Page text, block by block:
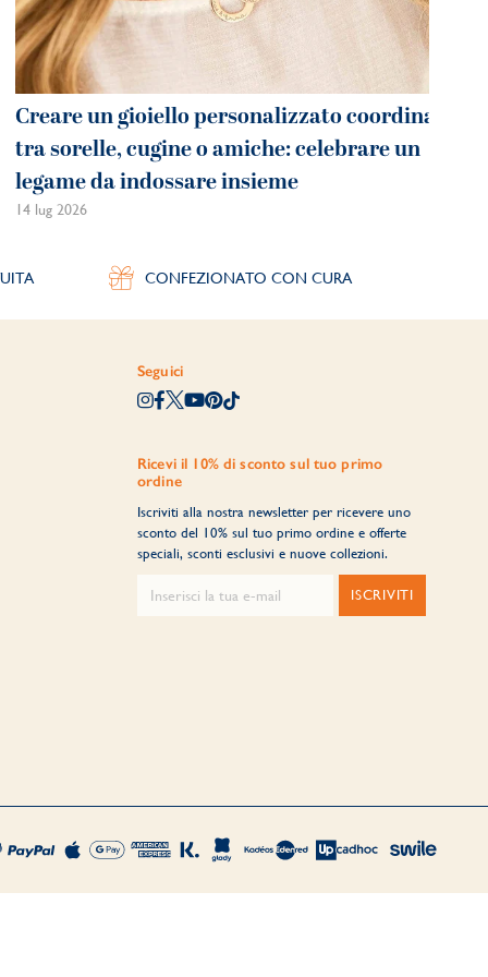
Creare un gioiello personalizzato coordinato
tra sorelle, cugine o amiche: celebrare un
legame da indossare insieme
14 lug 2026
CONFEZIONATO CON CURA
Seguici
Ricevi il 10% di sconto sul tuo primo
ordine
Iscriviti alla nostra newsletter per ricevere uno
sconto del 10% sul tuo primo ordine e offerte
speciali, sconti esclusivi e nuove collezioni.
ISCRIVITI